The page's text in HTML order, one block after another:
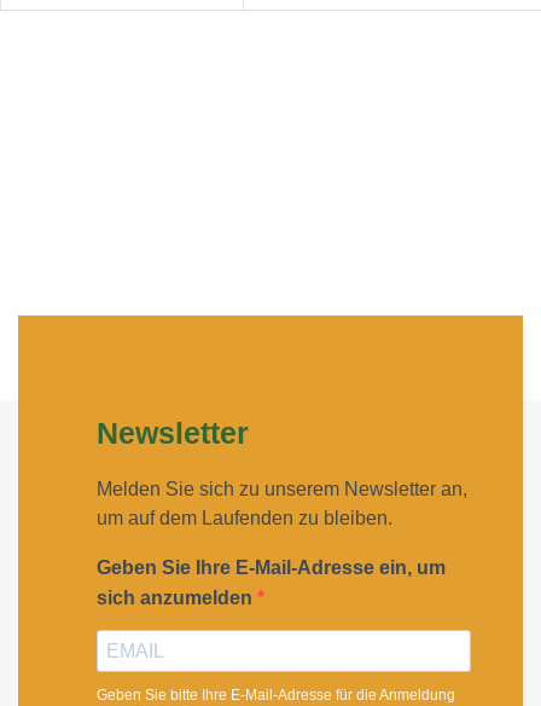
Newsletter
Melden Sie sich zu unserem Newsletter an,
um auf dem Laufenden zu bleiben.
Geben Sie Ihre E-Mail-Adresse ein, um
sich anzumelden
Geben Sie bitte Ihre E-Mail-Adresse für die Anmeldung